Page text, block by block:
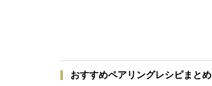
おすすめペアリングレシピまとめ